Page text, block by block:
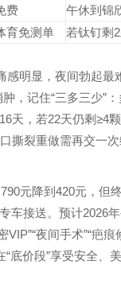
费
午休到锦
育免测单
若钛钉剩
明显，夜间勃起最
，记住“三多三少”
天，若22天仍剩≥4
撕裂重做需再交一次
元降到420元，但
车接送。预计2026
夜间手术”“疤
价段”享受安全、